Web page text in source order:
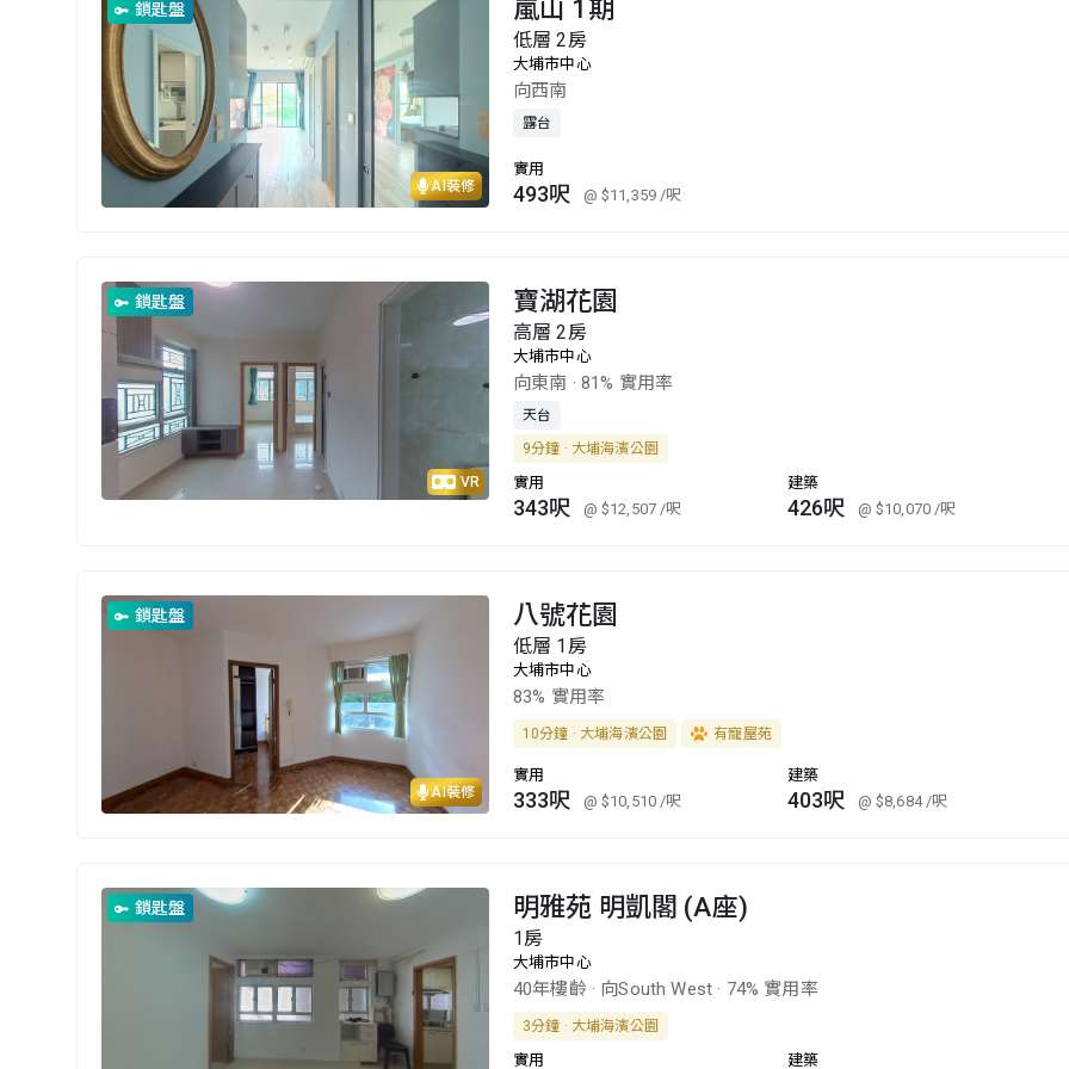
AI裝修
鎖匙盤 嵐山 1期
低層 2房
大埔市中心
向西南
露台
實用
493呎 @ $11,359 /呎
VR
鎖匙盤 寶湖花園
高層 2房
大埔市中心
向東南 · 81% 實用率
天台
9分鐘 · 大埔海濱公園
實用
343呎 @ $12,507 /呎
建築
426呎 @ $10,070 /呎
AI裝修
鎖匙盤 八號花園
低層 1房
大埔市中心
83% 實用率
10分鐘 · 大埔海濱公園 有寵屋苑
實用
333呎 @ $10,510 /呎
建築
403呎 @ $8,684 /呎
鎖匙盤 明雅苑 明凱閣 (A座)
1房
大埔市中心
40年樓齡 · 向South West · 74% 實用率
3分鐘 · 大埔海濱公園
實用 建築